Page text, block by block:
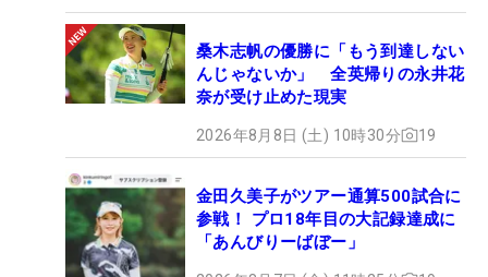
桑木志帆の優勝に「もう到達しない
んじゃないか」 全英帰りの永井花
奈が受け止めた現実
2026年8月8日 (土) 10時30分 19
金田久美子がツアー通算500試合に
参戦！ プロ18年目の大記録達成に
「あんびりーばぼー」